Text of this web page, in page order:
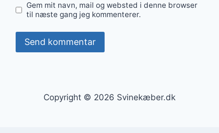
Gem mit navn, mail og websted i denne browser
til næste gang jeg kommenterer.
Copyright © 2026 Svinekæber.dk